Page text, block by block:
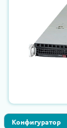
Конфигуратор